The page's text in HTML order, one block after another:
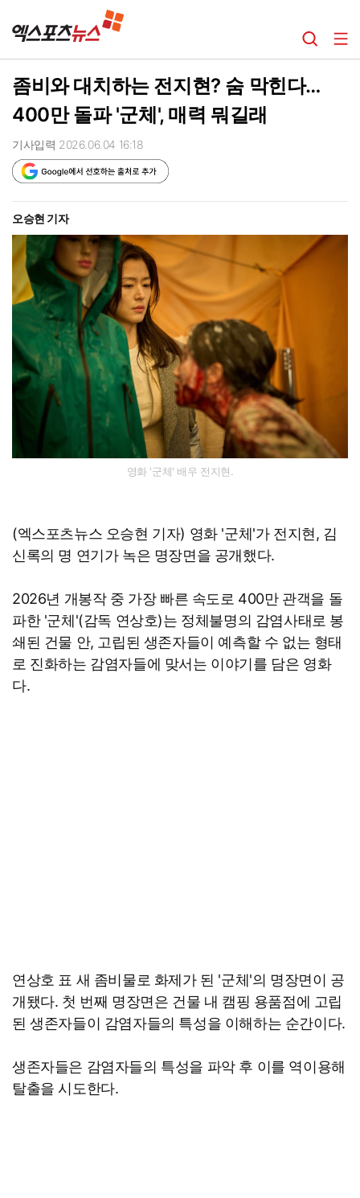
좀비와 대치하는 전지현? 숨 막힌다…
400만 돌파 '군체', 매력 뭐길래
기사입력 2026.06.04 16:18
오승현 기자
영화 '군체' 배우 전지현.
(엑스포츠뉴스 오승현 기자) 영화 '군체'가 전지현, 김
신록의 명 연기가 녹은 명장면을 공개했다.
2026년 개봉작 중 가장 빠른 속도로 400만 관객을 돌
파한 '군체'(감독 연상호)는 정체불명의 감염사태로 봉
쇄된 건물 안, 고립된 생존자들이 예측할 수 없는 형태
로 진화하는 감염자들에 맞서는 이야기를 담은 영화
다.
연상호 표 새 좀비물로 화제가 된 '군체'의 명장면이 공
개됐다. 첫 번째 명장면은 건물 내 캠핑 용품점에 고립
된 생존자들이 감염자들의 특성을 이해하는 순간이다.
생존자들은 감염자들의 특성을 파악 후 이를 역이용해
탈출을 시도한다.